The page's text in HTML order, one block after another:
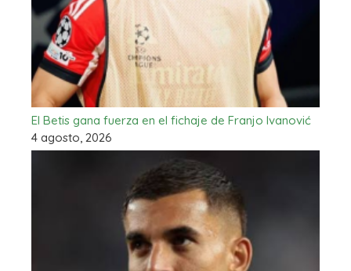
El Betis gana fuerza en el fichaje de Franjo Ivanović
4 agosto, 2026